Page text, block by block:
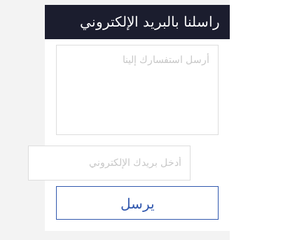
راسلنا بالبريد الإلكتروني
يرسل